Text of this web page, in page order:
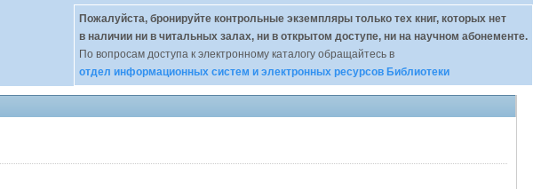
Пожалуйста, бронируйте контрольные экземпляры только тех книг, которых нет
в наличии ни в читальных залах, ни в открытом доступе, ни на научном абонементе.
По вопросам доступа к электронному каталогу обращайтесь в
отдел информационных систем и электронных ресурсов Библиотеки